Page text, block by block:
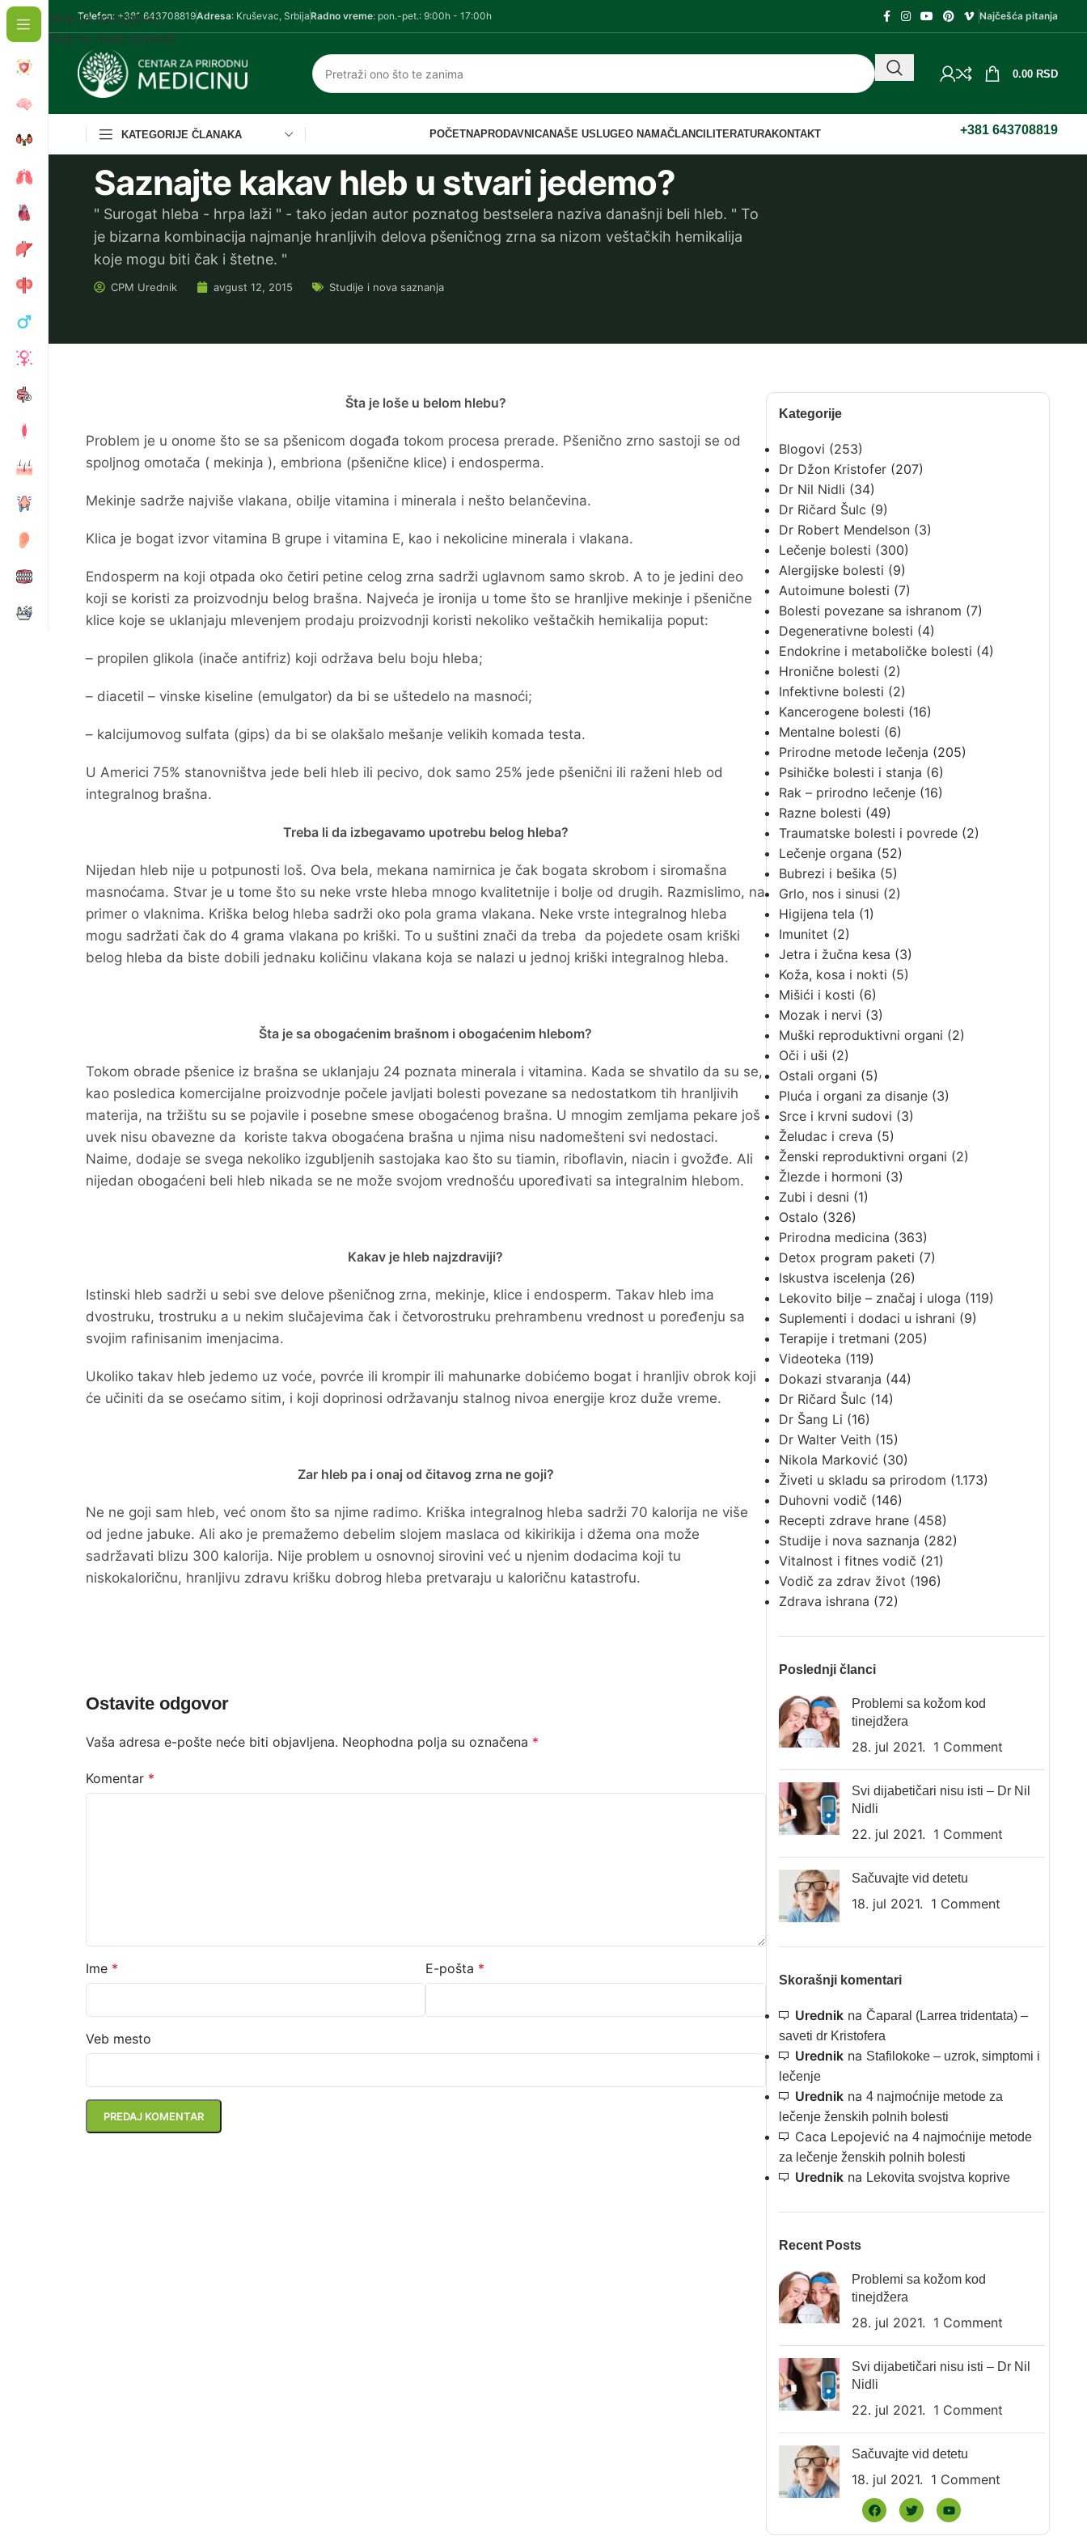
Skip to navigation
Skip to main content
Telefon: +381 643708819Adresa: Kruševac, SrbijaRadno vreme: pon.-pet.: 9:00h - 17:00h Najčešća pitanja
0.00 RSD
KATEGORIJE ČLANAKA POČETNAPRODAVNICANAŠE USLUGEO NAMAČLANCI LITERATURAKONTAKT +381 643708819
Saznajte kakav hleb u stvari jedemo?
" Surogat hleba - hrpa laži " - tako jedan autor poznatog bestselera naziva današnji beli hleb. " To
je bizarna kombinacija najmanje hranljivih delova pšeničnog zrna sa nizom veštačkih hemikalija
koje mogu biti čak i štetne. "
CPM Urednik avgust 12, 2015 Studije i nova saznanja
Kategorije
Blogovi (253)
Dr Džon Kristofer(207)
Dr Nil Nidli (34)
Dr Ričard Šulc (9)
Dr Robert Mendelson(3)
Lečenje bolesti (300)
Alergijske bolesti (9)
Autoimune bolesti (7)
Bolesti povezane sa ishranom (7)
Degenerativne bolesti (4)
Endokrine i metaboličke bolesti (4)
Hronične bolesti (2)
Infektivne bolesti (2)
Kancerogene bolesti (16)
Mentalne bolesti (6)
Prirodne metode lečenja (205)
Psihičke bolesti i stanja (6)
Rak – prirodno lečenje(16)
Razne bolesti (49)
Traumatske bolesti i povrede(2)
Lečenje organa (52)
Bubrezi i bešika (5)
Grlo, nos i sinusi (2)
Higijena tela (1)
Imunitet (2)
Jetra i žučna kesa (3)
Koža, kosa i nokti (5)
Mišići i kosti (6)
Mozak i nervi (3)
Muški reproduktivni organi (2)
Oči i uši (2)
Ostali organi (5)
Pluća i organi za disanje(3)
Srce i krvni sudovi (3)
Želudac i creva (5)
Ženski reproduktivni organi (2)
Žlezde i hormoni (3)
Zubi i desni (1)
Ostalo (326)
Prirodna medicina (363)
Detox program paketi (7)
Iskustva iscelenja (26)
Lekovito bilje – značaj i uloga (119)
Suplementi i dodaci u ishrani (9)
Terapije i tretmani (205)
Videoteka (119)
Dokazi stvaranja (44)
Dr Ričard Šulc (14)
Dr Šang Li (16)
Dr Walter Veith(15)
Nikola Marković (30)
Živeti u skladu sa prirodom (1.173)
Duhovni vodič (146)
Recepti zdrave hrane(458)
Studije i nova saznanja (282)
Vitalnost i fitnes vodič (21)
Vodič za zdrav život (196)
Zdrava ishrana (72)
Poslednji članci
Problemi sa kožom kod
tinejdžera
28. jul 2021. 1 Comment
Svi dijabetičari nisu isti – Dr Nil
Nidli
22. jul 2021. 1 Comment
Sačuvajte vid detetu
18. jul 2021. 1 Comment
Skorašnji komentari
Urednikna Čaparal (Larrea tridentata) –
saveti dr Kristofera
Urednikna Stafilokoke – uzrok, simptomi i
lečenje
Urednikna 4 najmoćnije metode za
lečenje ženskih polnih bolesti
Caca Lepojević na 4 najmoćnije metode
za lečenje ženskih polnih bolesti
Urednikna Lekovita svojstva koprive
Recent Posts
Problemi sa kožom kod
tinejdžera
28. jul 2021. 1 Comment
Svi dijabetičari nisu isti – Dr Nil
Nidli
22. jul 2021. 1 Comment
Sačuvajte vid detetu
18. jul 2021. 1 Comment
Šta je loše u belom hlebu?
Problem je u onome što se sa pšenicom događa tokom procesa prerade. Pšenično zrno sastoji se od
spoljnog omotača ( mekinja ), embriona (pšenične klice) i endosperma.
Mekinje sadrže najviše vlakana, obilje vitamina i minerala i nešto belančevina.
Klica je bogat izvor vitamina B grupe i vitamina E, kao i nekolicine minerala i vlakana.
Endosperm na koji otpada oko četiri petine celog zrna sadrži uglavnom samo skrob. A to je jedini deo
koji se koristi za proizvodnju belog brašna. Najveća je ironija u tome što se hranljive mekinje i pšenične
klice koje se uklanjaju mlevenjem prodaju proizvodnji koristi nekoliko veštačkih hemikalija poput:
– propilen glikola (inače antifriz) koji održava belu boju hleba;
– diacetil – vinske kiseline (emulgator) da bi se uštedelo na masnoći;
– kalcijumovog sulfata (gips) da bi se olakšalo mešanje velikih komada testa.
U Americi 75% stanovništva jede beli hleb ili pecivo, dok samo 25% jede pšenični ili raženi hleb od
integralnog brašna.
Treba li da izbegavamo upotrebu belog hleba?
Nijedan hleb nije u potpunosti loš. Ova bela, mekana namirnica je čak bogata skrobom i siromašna
masnoćama. Stvar je u tome što su neke vrste hleba mnogo kvalitetnije i bolje od drugih. Razmislimo, na
primer o vlaknima. Kriška belog hleba sadrži oko pola grama vlakana. Neke vrste integralnog hleba
mogu sadržati čak do 4 grama vlakana po kriški. To u suštini znači da treba da pojedete osam kriški
belog hleba da biste dobili jednaku količinu vlakana koja se nalazi u jednoj kriški integralnog hleba.
Šta je sa obogaćenim brašnom i obogaćenim hlebom?
Tokom obrade pšenice iz brašna se uklanjaju 24 poznata minerala i vitamina. Kada se shvatilo da su se,
kao posledica komercijalne proizvodnje počele javljati bolesti povezane sa nedostatkom tih hranljivih
materija, na tržištu su se pojavile i posebne smese obogaćenog brašna. U mnogim zemljama pekare još
uvek nisu obavezne da koriste takva obogaćena brašna u njima nisu nadomešteni svi nedostaci.
Naime, dodaje se svega nekoliko izgubljenih sastojaka kao što su tiamin, riboflavin, niacin i gvožđe. Ali
nijedan obogaćeni beli hleb nikada se ne može svojom vrednošću upoređivati sa integralnim hlebom.
Kakav je hleb najzdraviji?
Istinski hleb sadrži u sebi sve delove pšeničnog zrna, mekinje, klice i endosperm. Takav hleb ima
dvostruku, trostruku a u nekim slučajevima čak i četvorostruku prehrambenu vrednost u poređenju sa
svojim rafinisanim imenjacima.
Ukoliko takav hleb jedemo uz voće, povrće ili krompir ili mahunarke dobićemo bogat i hranljiv obrok koji
će učiniti da se osećamo sitim, i koji doprinosi održavanju stalnog nivoa energije kroz duže vreme.
Zar hleb pa i onaj od čitavog zrna ne goji?
Ne ne goji sam hleb, već onom što sa njime radimo. Kriška integralnog hleba sadrži 70 kalorija ne više
od jedne jabuke. Ali ako je premažemo debelim slojem maslaca od kikirikija i džema ona može
sadržavati blizu 300 kalorija. Nije problem u osnovnoj sirovini već u njenim dodacima koji tu
niskokaloričnu, hranljivu zdravu krišku dobrog hleba pretvaraju u kaloričnu katastrofu.
Ostavite odgovor
Vaša adresa e-pošte neće biti objavljena. Neophodna polja su označena *
Komentar *
Ime * E-pošta *
Veb mesto